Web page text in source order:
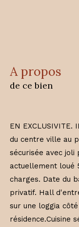
a propos
de ce bien
EN EXCLUSIVITE.
du centre ville au
sécurisée avec joli
actuellement loué
charges. Date du
privatif. Hall
sur une loggia
résidence.Cuisine